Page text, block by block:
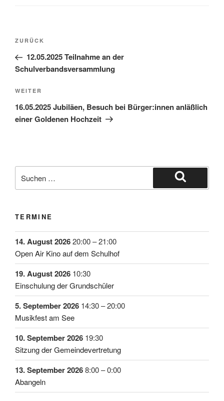
ZURÜCK
12.05.2025 Teilnahme an der
Schulverbandsversammlung
WEITER
16.05.2025 Jubiläen, Besuch bei Bürger:innen anläßlich
einer Goldenen Hochzeit
TERMINE
14. August 202620:00–21:00
Open Air Kino auf dem Schulhof
19. August 2026 10:30
Einschulung der Grundschüler
5. September 2026 14:30–20:00
Musikfest am See
10. September 2026 19:30
Sitzung der Gemeindevertretung
13. September 20268:00–0:00
Abangeln